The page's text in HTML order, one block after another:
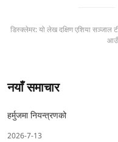
डिस्क्लेमर: यो लेख दक्षिण एशिया सञ्जाल
नयाँ समाचार
हर्मुजमा नियन्त्रणको
2026-7-13